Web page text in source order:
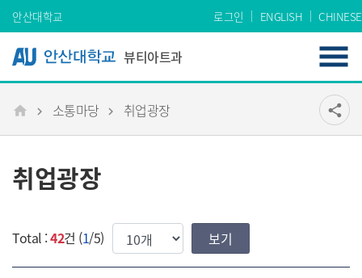
Skip Menu
안산대학교 로그인 ENGLISH CHINESE
뷰티아트과
메인 소통마당 취업광장 공유
share
취업광장
Total :42건 (1/5) 한번에 보여질 게시물 갯수